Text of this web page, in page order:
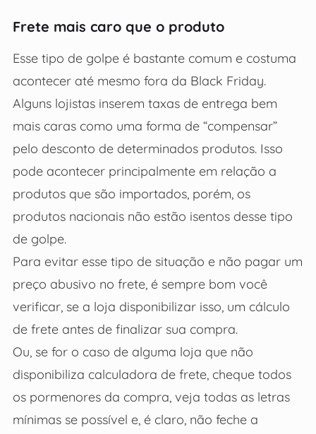
Frete mais caro que o produto
Esse tipo de golpe é bastante comum e costuma
acontecer até mesmo fora da Black Friday.
Alguns lojistas inserem taxas de entrega bem
mais caras como uma forma de “compensar”
pelo desconto de determinados produtos. Isso
pode acontecer principalmente em relação a
produtos que são importados, porém, os
produtos nacionais não estão isentos desse tipo
de golpe.
Para evitar esse tipo de situação e não pagar um
preço abusivo no frete, é sempre bom você
verificar, se a loja disponibilizar isso, um cálculo
de frete antes de finalizar sua compra.
Ou, se for o caso de alguma loja que não
disponibiliza calculadora de frete, cheque todos
os pormenores da compra, veja todas as letras
mínimas se possível e, é claro, não feche a